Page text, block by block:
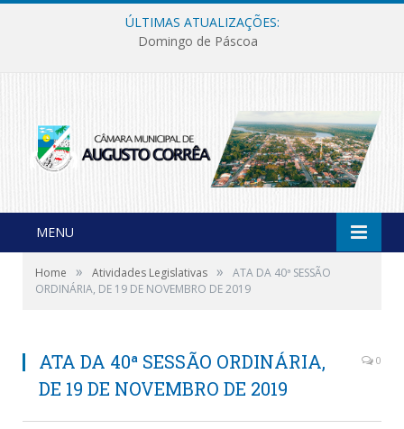
ÚLTIMAS ATUALIZAÇÕES:
Domingo de Páscoa
MENU
Home » Atividades Legislativas »
ATA DA 40ª SESSÃO
ORDINÁRIA, DE 19 DE NOVEMBRO DE 2019
ATA DA 40ª SESSÃO ORDINÁRIA,
DE 19 DE NOVEMBRO DE 2019
0